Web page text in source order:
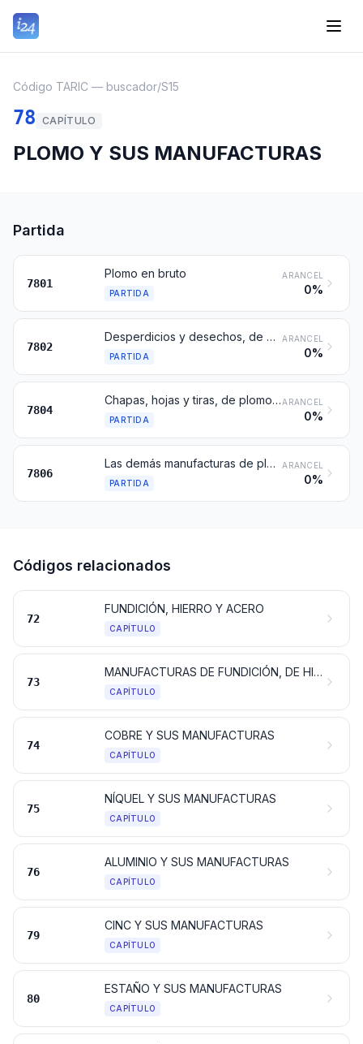
Código TARIC — buscador/S15
78 CAPÍTULO
PLOMO Y SUS MANUFACTURAS
Partida
7801
Plomo en bruto
PARTIDA
ARANCEL
0%
7802
Desperdicios y desechos, de plomo
PARTIDA
ARANCEL
0%
7804
Chapas, hojas y tiras, de plomo; polvo y escamillas, de plomo
PARTIDA
ARANCEL
0%
7806
Las demás manufacturas de plomo
PARTIDA
ARANCEL
0%
Códigos relacionados
72
FUNDICIÓN, HIERRO Y ACERO
CAPÍTULO
73
MANUFACTURAS DE FUNDICIÓN, DE HIERRO O ACERO
CAPÍTULO
74
COBRE Y SUS MANUFACTURAS
CAPÍTULO
75
NÍQUEL Y SUS MANUFACTURAS
CAPÍTULO
76
ALUMINIO Y SUS MANUFACTURAS
CAPÍTULO
79
CINC Y SUS MANUFACTURAS
CAPÍTULO
80
ESTAÑO Y SUS MANUFACTURAS
CAPÍTULO